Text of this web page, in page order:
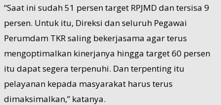
“Saat ini sudah 51 persen target RPJMD dan tersisa 9
persen. Untuk itu, Direksi dan seluruh Pegawai
Perumdam TKR saling bekerjasama agar terus
mengoptimalkan kinerjanya hingga target 60 persen
itu dapat segera terpenuhi. Dan terpenting itu
pelayanan kepada masyarakat harus terus
dimaksimalkan,” katanya.